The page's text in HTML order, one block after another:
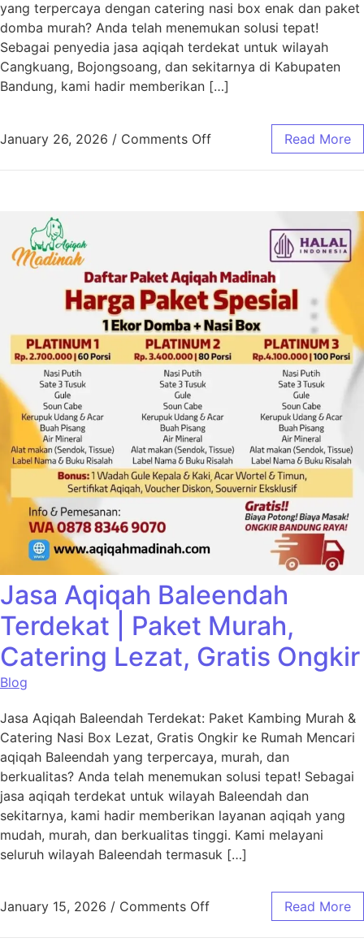
yang terpercaya dengan catering nasi box enak dan paket
domba murah? Anda telah menemukan solusi tepat!
Sebagai penyedia jasa aqiqah terdekat untuk wilayah
Cangkuang, Bojongsoang, dan sekitarnya di Kabupaten
Bandung, kami hadir memberikan […]
January 26, 2026 / Comments Off Read More
Jasa Aqiqah Baleendah
Terdekat | Paket Murah,
Catering Lezat, Gratis Ongkir
Blog
Jasa Aqiqah Baleendah Terdekat: Paket Kambing Murah &
Catering Nasi Box Lezat, Gratis Ongkir ke Rumah Mencari
aqiqah Baleendah yang terpercaya, murah, dan
berkualitas? Anda telah menemukan solusi tepat! Sebagai
jasa aqiqah terdekat untuk wilayah Baleendah dan
sekitarnya, kami hadir memberikan layanan aqiqah yang
mudah, murah, dan berkualitas tinggi. Kami melayani
seluruh wilayah Baleendah termasuk […]
January 15, 2026 / Comments Off Read More